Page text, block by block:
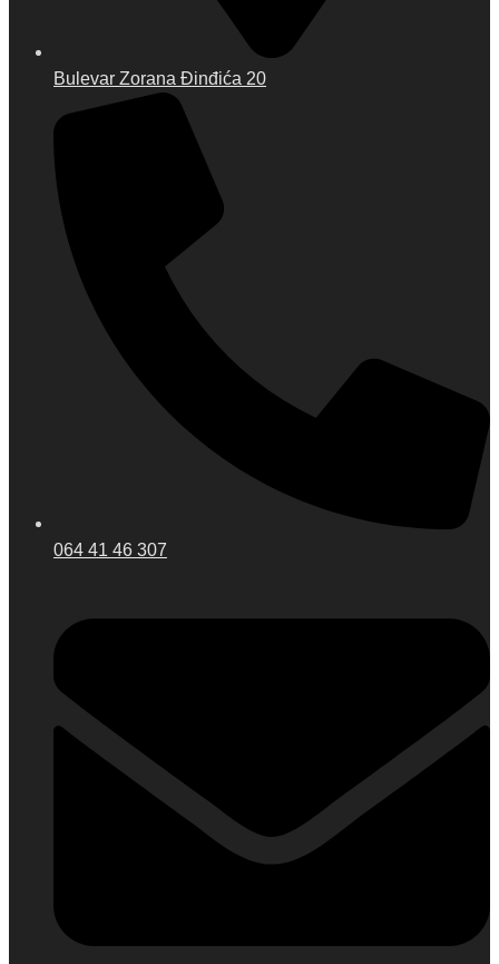
Bulevar Zorana Đinđića 20
064 41 46 307